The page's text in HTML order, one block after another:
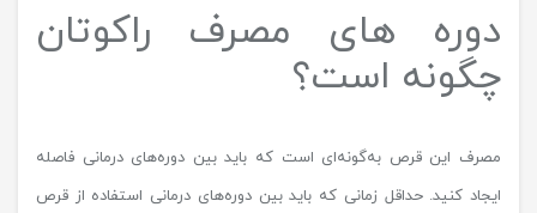
دوره های مصرف راکوتان
چگونه است؟
مصرف این قرص به‌گونه‌ای است که باید بین دوره‌های درمانی فاصله
ایجاد کنید. حداقل زمانی که باید بین دوره‌های درمانی استفاده از قرص